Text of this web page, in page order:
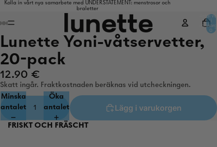
Kolla in vårt nya samarbete med UNDERSTATEMENT: menstrosor och
braletter
Antal
i
0
Lunette Yoni-våtservetter,
20-pack
12.90 €
Skatt ingår. Fraktkostnaden beräknas vid utcheckningen.
Minska
antalet
Öka
antalet
Lägg i varukorgen
FRISKT OCH FRÄSCHT